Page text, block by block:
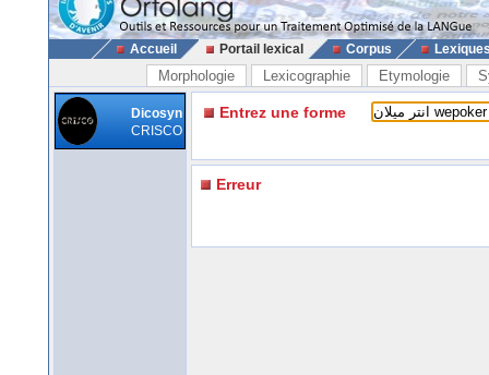
Accueil Portail lexical Corpus
Morphologie Lexicographie Etymologie
Dicosyn
CRISCO
Entrez une forme
Erreur